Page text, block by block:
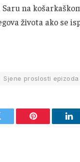
na
života ako se
Sjene proslosti epizoda
Pinterest